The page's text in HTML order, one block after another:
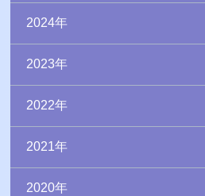
2024年
2023年
2022年
2021年
2020年